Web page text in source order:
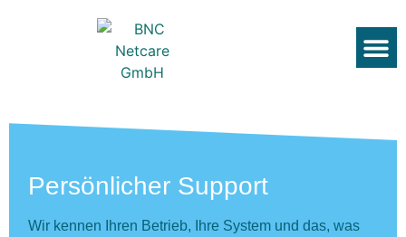
Persönlicher Support
Wir kennen Ihren Betrieb, Ihre System und das, was